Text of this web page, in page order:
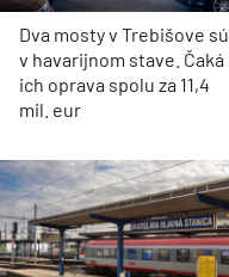
Dva mosty v Trebišove sú
v havarijnom stave. Čaká
ich oprava spolu za 11,4
mil. eur